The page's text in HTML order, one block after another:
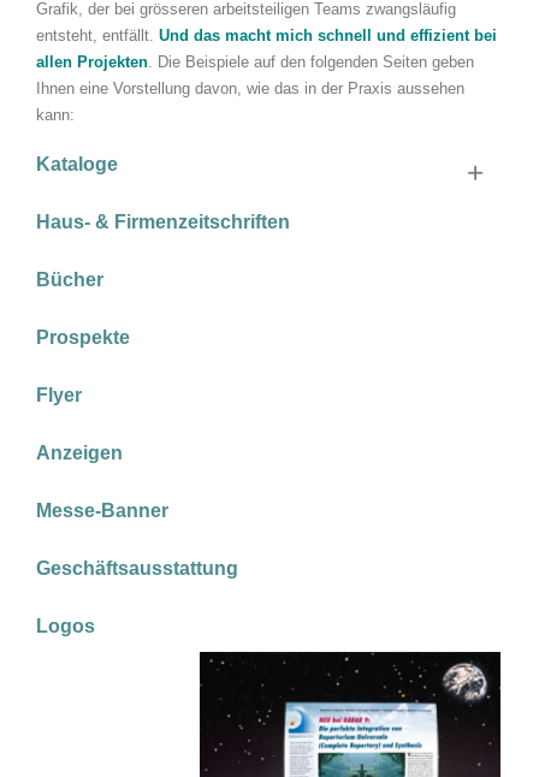
Grafik, der bei grösseren arbeitsteiligen Teams zwangsläufig
entsteht, entfällt. Und das macht mich schnell und effizient bei
allen Projekten. Die Beispiele auf den folgenden Seiten geben
Ihnen eine Vorstellung davon, wie das in der Praxis aussehen
kann:
Kataloge
Haus- & Firmenzeitschriften
Bücher
Prospekte
Flyer
Anzeigen
Messe-Banner
Geschäftsausstattung
Logos